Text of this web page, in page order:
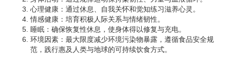
心理健康：通过休息、自我关怀和觉知练习滋养心灵。
情感健康：培育积极人际关系与情绪韧性。
睡眠：确保恢复性休息，使身体得以修复与充电。
环境因素：最大限度减少环境污染物暴露，遵循食品安全规
范，践行惠及人类与地球的可持续饮食方式。